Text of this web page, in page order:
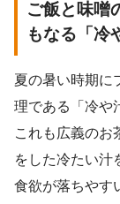
ご飯と味噌
もなる「冷
夏の暑い時期に
理である「冷や
これも広義のお
をした冷たい汁
食欲が落ちやす